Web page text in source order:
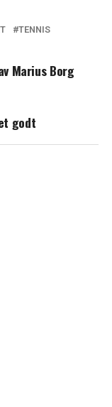
TENNIS
Marius Borg
godt